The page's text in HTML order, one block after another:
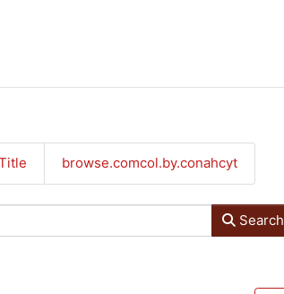
browse.comcol.by.conahcyt
Search